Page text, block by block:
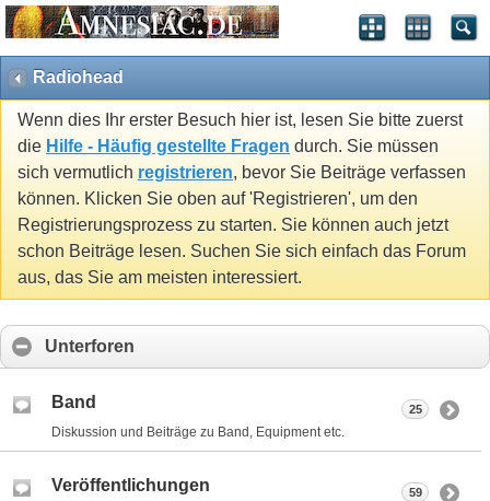
Radiohead
Wenn dies Ihr erster Besuch hier ist, lesen Sie bitte zuerst
die Hilfe - Häufig gestellte Fragen durch. Sie müssen
sich vermutlich registrieren, bevor Sie Beiträge verfassen
können. Klicken Sie oben auf 'Registrieren', um den
Registrierungsprozess zu starten. Sie können auch jetzt
schon Beiträge lesen. Suchen Sie sich einfach das Forum
aus, das Sie am meisten interessiert.
Unterforen
Band
Diskussion und Beiträge zu Band, Equipment etc.
25
Veröffentlichungen 59